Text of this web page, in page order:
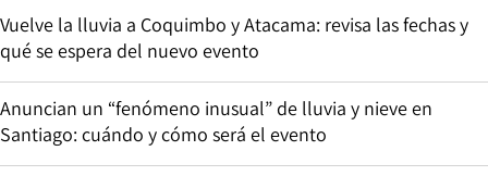
Vuelve la lluvia a Coquimbo y Atacama: revisa las fechas y
qué se espera del nuevo evento
Anuncian un “fenómeno inusual” de lluvia y nieve en
Santiago: cuándo y cómo será el evento